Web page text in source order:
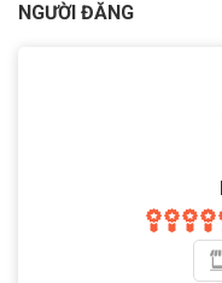
NGƯỜI ĐĂNG